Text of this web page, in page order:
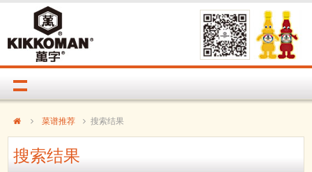
菜谱推荐 搜索结果
搜索结果